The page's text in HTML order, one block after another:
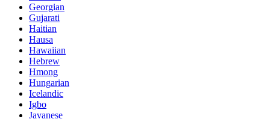
Georgian
Gujarati
Haitian
Hausa
Hawaiian
Hebrew
Hmong
Hungarian
Icelandic
Igbo
Javanese